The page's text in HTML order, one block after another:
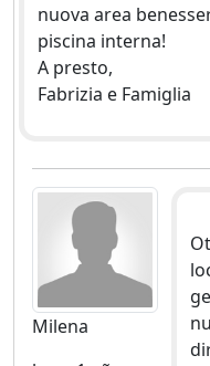
nuova area
piscina interna!
A presto,
Fabrizia e Famiglia
Milena